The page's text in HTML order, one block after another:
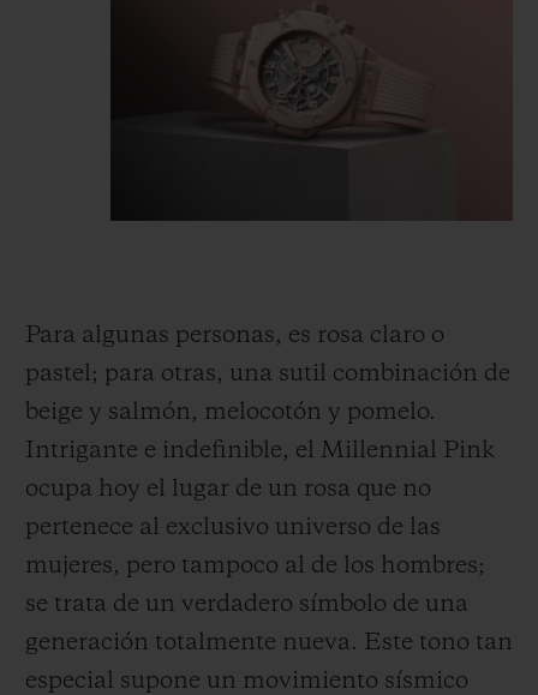
Para algunas personas, es rosa claro o
pastel; para otras, una sutil combinación de
beige y salmón, melocotón y pomelo.
Intrigante e indefinible, el Millennial Pink
ocupa hoy el lugar de un rosa que no
pertenece al exclusivo universo de las
mujeres, pero tampoco al de los hombres;
se trata de un verdadero símbolo de una
generación totalmente nueva. Este tono tan
especial supone un movimiento sísmico